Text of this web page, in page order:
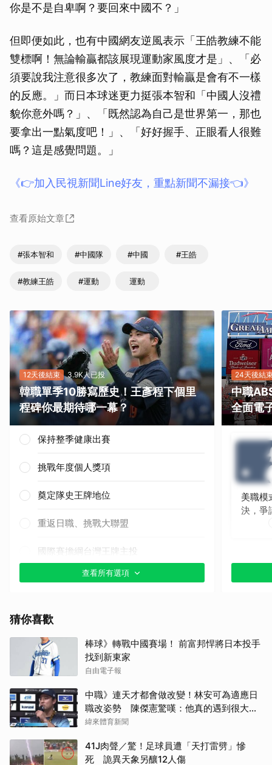
你是不是自卑啊？要回來中國不？」
但即便如此，也有中國網友逆風表示「王皓教練不能
雙標啊！無論輸贏都該展現運動家風度才是」、「必
須要說我注意很多次了，教練面對輸贏是會有不一樣
的反應。」而日本球迷更力挺張本智和「中國人沒禮
貌你意外嗎？」、「既然認為自己是世界第一，那也
要拿出一點氣度吧！」、「好好握手、正眼看人很難
嗎？這是感覺問題。」
《👉加入民視新聞Line好友，重點新聞不漏接👈》
查看原始文章
#張本智和 #中國隊 #中國 #王皓
#教練王皓 #運動 運動
12天後結束 3.9K人已投
韓職單季10勝寫歷史！王彥程下個里
程碑你最期待哪一幕？
保持整季健康出賽
挑戰年度個人獎項
奠定隊史王牌地位
重返日職、挑戰大聯盟
國際賽擔綱台灣王牌主投
其他（歡迎貼文分享）
查看所有選項
24天後結
中職
全面電
美職模
決，爭
猜你喜歡
棒球》轉戰中國賽場！ 前富邦悍將日本投手
找到新東家
自由電子報
中職》連天才都會做改變！林安可為適應日
職改姿勢 陳傑憲驚嘆：他真的遇到很大挫
折
緯來體育新聞
41J肉聲／驚！足球員遭「天打雷劈」慘
死 詭異天象另釀12人傷